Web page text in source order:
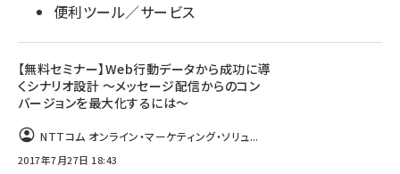
便利ツール／サービス
【無料セミナー】Web行動データから成功に導
くシナリオ設計 ～メッセージ配信からのコン
バージョンを最大化するには～
NTTコム オンライン・マーケティング・ソリュ...
2017年7月27日 18:43